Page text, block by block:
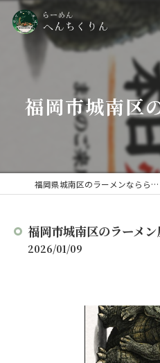
福岡市城南区
福岡県城南区のラーメンなららーめん へんちくりん
福岡市城南区のラーメン
2026/01/09